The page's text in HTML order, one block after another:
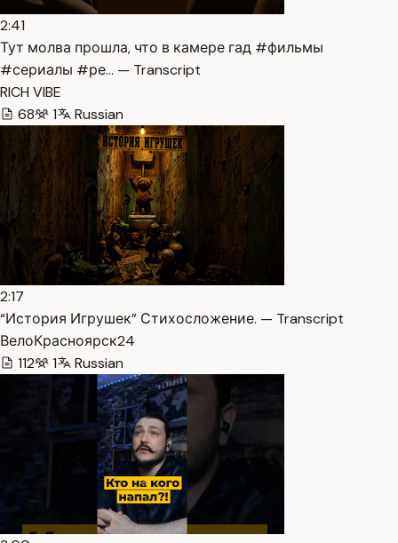
2:41
Тут молва прошла, что в камере гад #фильмы
#сериалы #ре… — Transcript
RICH VIBE
68
1 Russian
2:17
“История Игрушек” Стихосложение. — Transcript
ВелоКрасноярск24
112
1 Russian